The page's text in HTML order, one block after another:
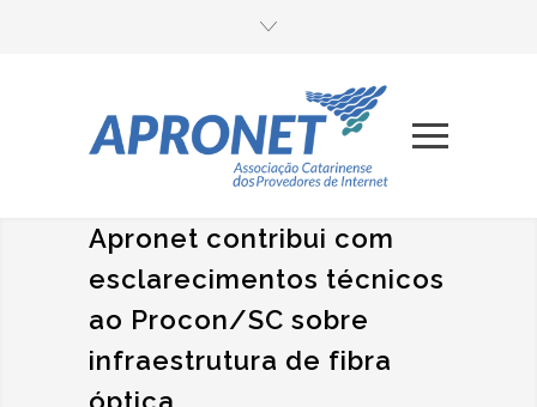
Apronet contribui com
esclarecimentos técnicos
ao Procon/SC sobre
infraestrutura de fibra